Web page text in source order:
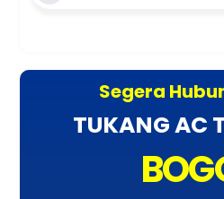
Segera
TUKANG AC